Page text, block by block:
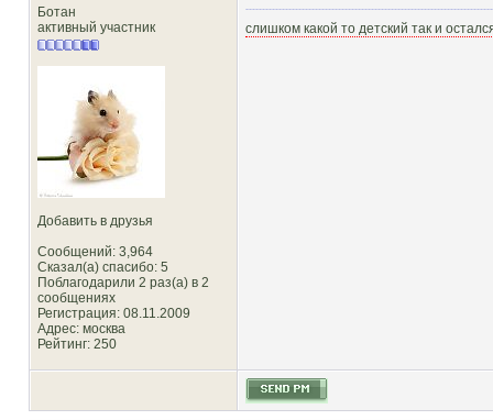
Ботан
активный участник
Добавить в друзья
Сообщений: 3,964
Сказал(а) спасибо: 5
Поблагодарили 2 раз(а) в 2
сообщениях
Регистрация: 08.11.2009
Адрес: москва
Рейтинг: 250
слишком какой то детский так и